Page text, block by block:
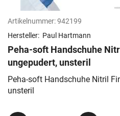
Artikelnummer:942199
Hersteller: Paul Hartmann
Peha-soft Handschuhe
ungepudert, unsteril
Peha-soft Handschuhe Nitril
unsteril